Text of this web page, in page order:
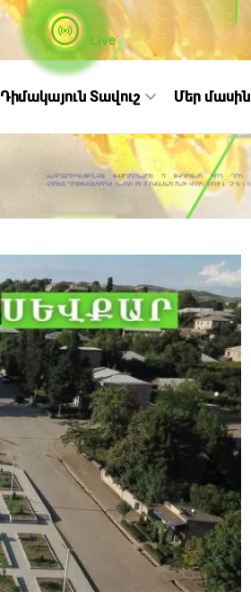
Live
Դիմակայուն Տավուշ Մեր մասին